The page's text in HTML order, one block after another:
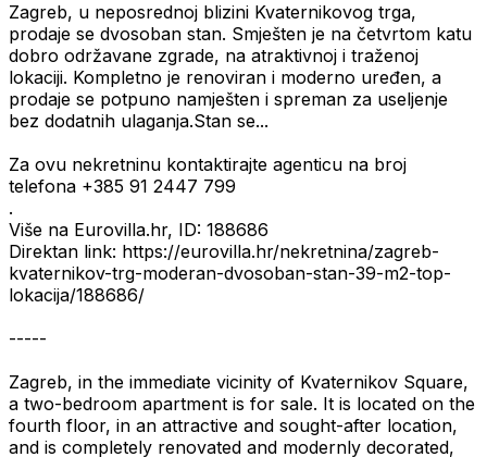
Zagreb, u neposrednoj blizini Kvaternikovog trga,
prodaje se dvosoban stan. Smješten je na četvrtom katu
dobro održavane zgrade, na atraktivnoj i traženoj
lokaciji. Kompletno je renoviran i moderno uređen, a
prodaje se potpuno namješten i spreman za useljenje
bez dodatnih ulaganja.Stan se...
Za ovu nekretninu kontaktirajte agenticu na broj
telefona +385 91 2447 799
.
Više na Eurovilla.hr, ID: 188686
Direktan link: https://eurovilla.hr/nekretnina/zagreb-
kvaternikov-trg-moderan-dvosoban-stan-39-m2-top-
lokacija/188686/
-----
Zagreb, in the immediate vicinity of Kvaternikov Square,
a two-bedroom apartment is for sale. It is located on the
fourth floor, in an attractive and sought-after location,
and is completely renovated and modernly decorated,